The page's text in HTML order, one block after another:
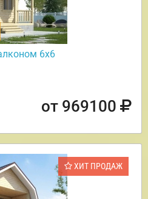
6х6
от 969100
ХИТ ПРОДАЖ